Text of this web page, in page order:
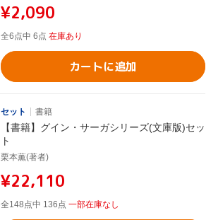
¥2,090
全6点中 6点 在庫あり
カートに追加
セット 書籍
【書籍】グイン・サーガシリーズ(文庫版)セッ
ト
栗本薫(著者)
¥22,110
全148点中 136点 一部在庫なし